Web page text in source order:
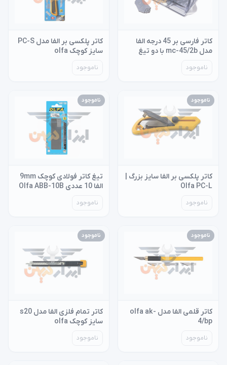
کاتر فارسی بر 45 درجه الفا
مدل mc-45/2b با دو تیغ
ناموجود
کاتر پلکسی بر الفا مدل PC-S
سایز کوچک olfa
ناموجود
ناموجود
کاتر پلکسی بر الفا سایز بزرگ |
Olfa PC-L
ناموجود
ناموجود
تیغ کاتر فولادی کوچک 9mm
الفا 10 عددی Olfa ABB-10B
ناموجود
ناموجود
کاتر قلمی الفا مدل olfa ak-
4/bp
ناموجود
ناموجود
کاتر تمام فلزی الفا مدل s20
سایز کوچک olfa
ناموجود